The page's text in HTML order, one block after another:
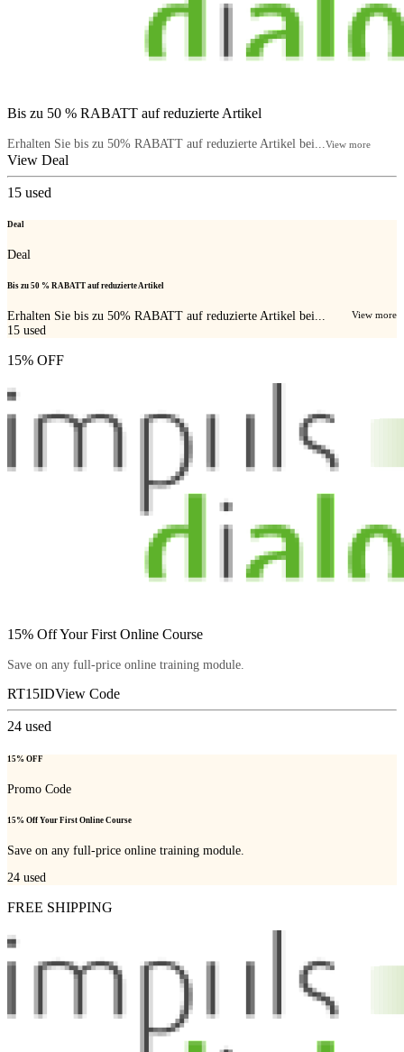
Bis zu 50 % RABATT auf reduzierte Artikel
Erhalten Sie bis zu 50% RABATT auf reduzierte Artikel bei... View more
View Deal
15 used
Deal
Deal
Bis zu 50 % RABATT auf reduzierte Artikel
Erhalten Sie bis zu 50% RABATT auf reduzierte Artikel bei... View more
15 used
15% OFF
15% Off Your First Online Course
Save on any full-price online training module.
RT15IDView Code
24 used
15% OFF
Promo Code
15% Off Your First Online Course
Save on any full-price online training module.
24 used
FREE SHIPPING